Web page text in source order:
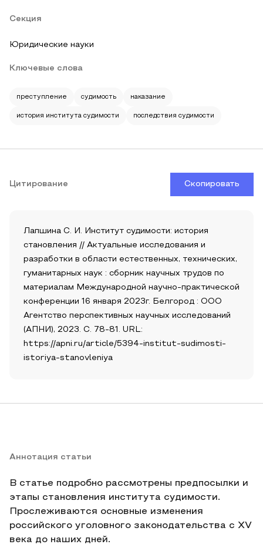
Секция
Юридические науки
Ключевые слова
преступление судимость наказание
история института судимости последствия судимости
Цитирование Скопировать
Лапшина С. И. Институт судимости: история
становления // Актуальные исследования и
разработки в области естественных, технических,
гуманитарных наук : сборник научных трудов по
материалам Международной научно-практической
конференции 16 января 2023г. Белгород : ООО
Агентство перспективных научных исследований
(АПНИ), 2023. С. 78-81. URL:
https://apni.ru/article/5394-institut-sudimosti-
istoriya-stanovleniya
Аннотация статьи
В статье подробно рассмотрены предпосылки и
этапы становления института судимости.
Прослеживаются основные изменения
российского уголовного законодательства с XV
века до наших дней.